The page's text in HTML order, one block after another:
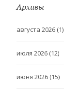
Архивы
августа 2026 (1)
июля 2026 (12)
июня 2026 (15)